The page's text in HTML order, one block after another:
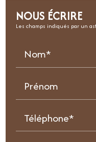
NOUS ÉCRIRE
Les champs indiqués par un
Nom*
Prénom
Téléphone*